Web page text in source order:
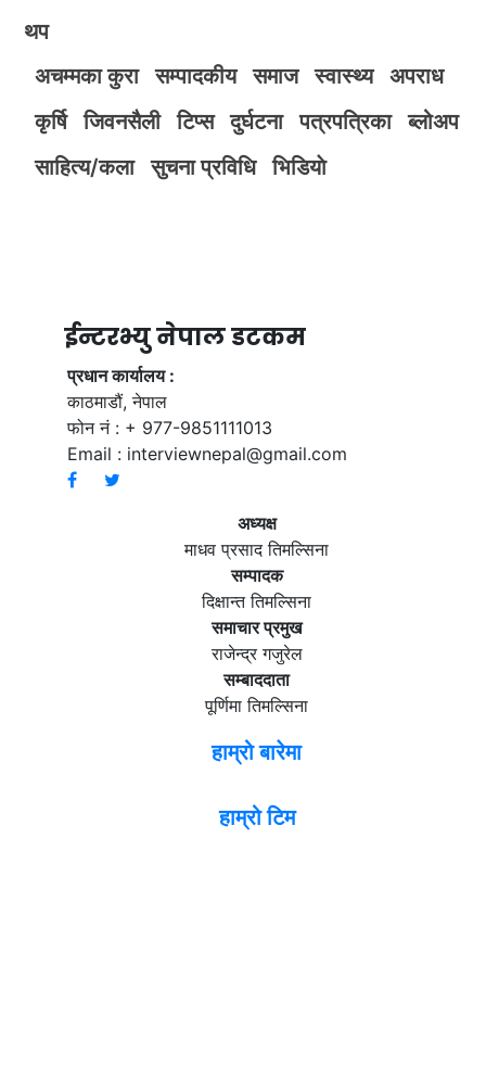
थप
अचम्मका कुरा
सम्पादकीय समाज स्वास्थ्य
अपराध
कृर्षि
जिवनसैली टिप्स दुर्घटना पत्रपत्रिका
ब्लोअप
साहित्य/कला
सुचना प्रविधि भिडियाे
ईन्टरभ्यु नेपाल डटकम
प्रधान कार्यालय :
काठमाडौं, नेपाल
फोन नं : + 977-9851111013
Email : interviewnepal@gmail.com
अध्यक्ष
माधव प्रसाद तिमल्सिना
सम्पादक
दिक्षान्त तिमल्सिना
समाचार प्रमुख
राजेन्द्र गजुरेल
सम्बाददाता
पूर्णिमा तिमल्सिना
हाम्रो बारेमा
हाम्रो टिम